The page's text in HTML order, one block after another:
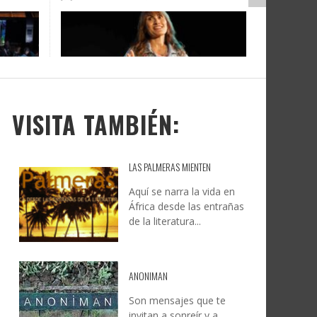
A
Y
DOCANARIAS CONVOCA A
INSTITUCIONES A REFLEXIONAR
SOBRE LA INTERNACIONALIZACIÓN
DEL CINE DE REALIDAD
JESÚS RODRÍGUEZ FALCÓN:
NATURALEZA, CAMINO Y
FOTOGRAFÍA
LEONCIO GONZÁLEZ, 9 JUNIO, 2026
VISITA TAMBIÉN:
LAS PALMERAS MIENTEN
Aquí se narra la vida en
África desde las entrañas
de la literatura...
ANONIMAN
Son mensajes que te